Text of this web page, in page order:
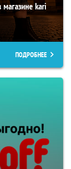
kari
ПОДРОБНЕЕ